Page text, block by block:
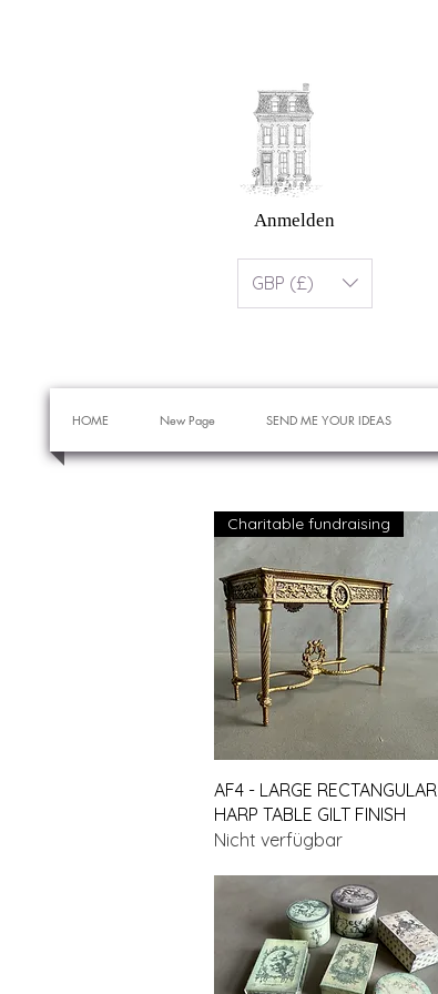
Anmelden
GBP (£)
HOME New Page SEND ME YOUR IDEAS
Schnellansicht
Charitable fundraising
AF4 - LARGE RECTANGULAR
HARP TABLE GILT FINISH
Nicht verfügbar